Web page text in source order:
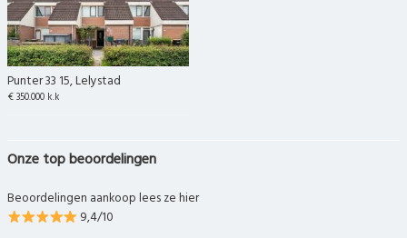
Punter 33 15, Lelystad
€ 350.000 k.k
Onze top beoordelingen
Beoordelingen aankoop lees ze hier
9,4/10